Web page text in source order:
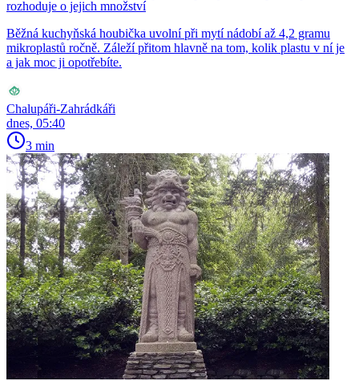
rozhoduje o jejich množství
Běžná kuchyňská houbička uvolní při mytí nádobí až 4,2 gramu
mikroplastů ročně. Záleží přitom hlavně na tom, kolik plastu v ní je
a jak moc ji opotřebíte.
Chalupáři-Zahrádkáři
dnes, 05:40
3 min